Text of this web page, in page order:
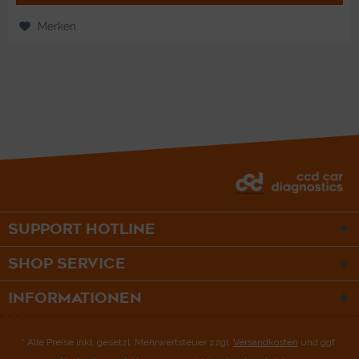
Merken
SUPPORT HOTLINE
SHOP SERVICE
INFORMATIONEN
* Alle Preise inkl. gesetzl. Mehrwertsteuer zzgl. Versandkosten und ggf.